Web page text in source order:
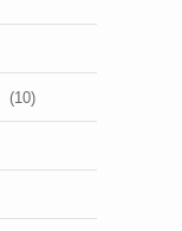
(10)